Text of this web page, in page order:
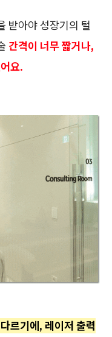
받아야 성장기의 털
간격이 너무 짧거나,
요.
르기에, 레이저 출력